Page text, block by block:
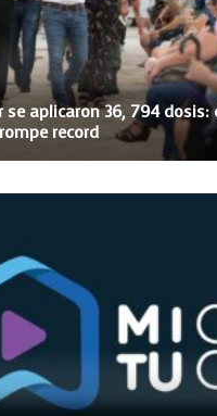
se aplicaron 36, 794 dosis:
record